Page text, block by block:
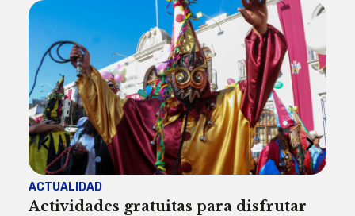
ACTUALIDAD
Actividades gratuitas para disfrutar